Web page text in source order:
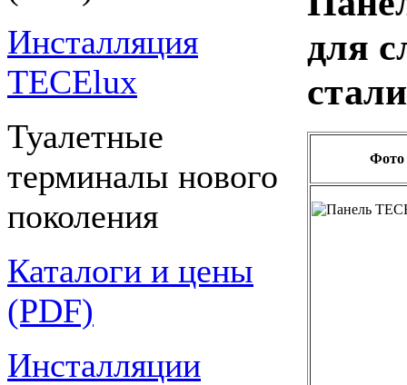
Инсталляция
TECElux
Туалетные
терминалы нового
поколения
Каталоги и цены
(PDF)
Инсталляции
для
Фото